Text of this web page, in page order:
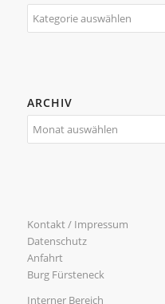
Kategorien
ARCHIV
Kontakt / Impressum
Datenschutz
Anfahrt
Burg Fürsteneck
Interner Bereich